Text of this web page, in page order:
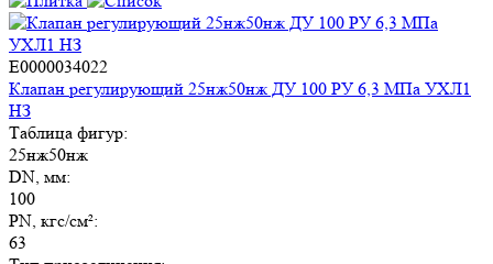
E0000034022
Клапан регулирующий 25нж50нж ДУ 100 РУ 6,3 МПа УХЛ1
НЗ
Таблица фигур:
25нж50нж
DN, мм:
100
PN, кгс/см²:
63